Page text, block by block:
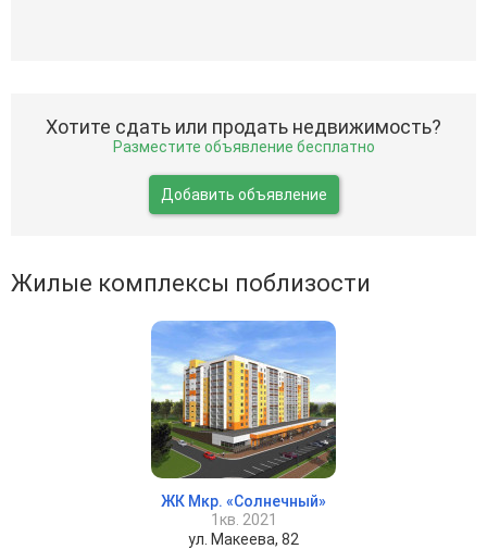
Хотите сдать или продать недвижимость?
Разместите объявление бесплатно
Добавить объявление
Жилые комплексы поблизости
ЖК Мкр. «Солнечный»
1кв. 2021
ул. Макеева, 82